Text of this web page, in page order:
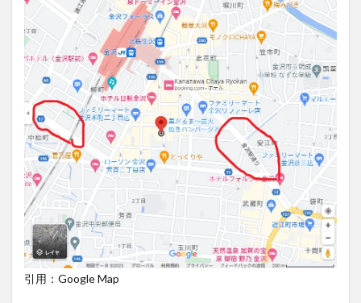
引用：Google Map